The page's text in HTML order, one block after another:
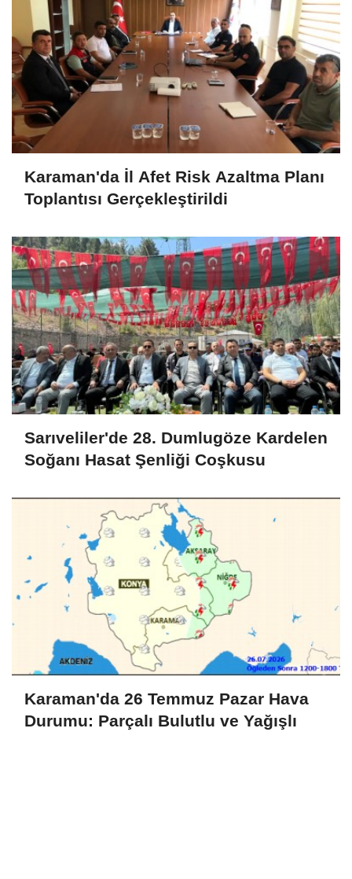
Karaman'da İl Afet Risk Azaltma Planı
Toplantısı Gerçekleştirildi
Sarıveliler'de 28. Dumlugöze Kardelen
Soğanı Hasat Şenliği Coşkusu
Karaman'da 26 Temmuz Pazar Hava
Durumu: Parçalı Bulutlu ve Yağışlı